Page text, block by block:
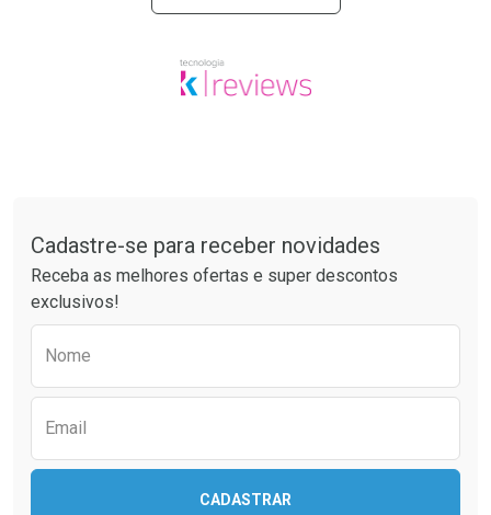
Cadastre-se para receber novidades
Receba as melhores ofertas e super descontos
exclusivos!
Nome
Email
CADASTRAR